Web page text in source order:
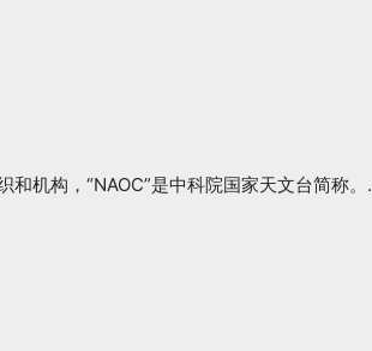
机构，“NAOC”是中科院国家天文台简称。.